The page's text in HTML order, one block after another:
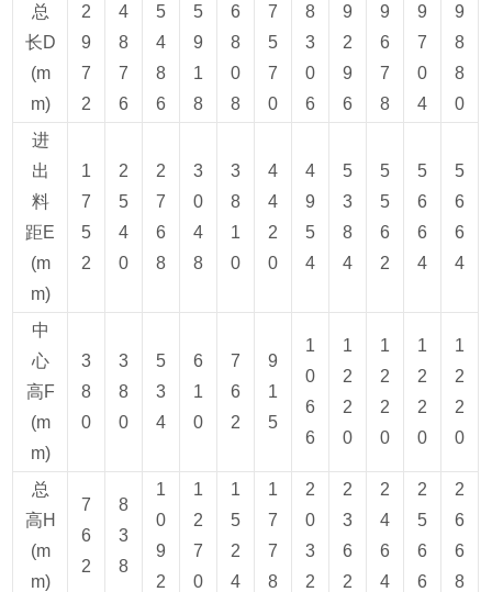
总
长D
(m
m)
2
9
7
2
4
8
7
6
5
4
8
6
5
9
1
8
6
8
0
8
7
5
7
0
8
3
0
6
9
2
9
6
9
6
7
8
9
7
0
4
9
8
8
0
进
出
料
距E
(m
m)
1
7
5
2
2
5
4
0
2
7
6
8
3
0
4
8
3
8
1
0
4
4
2
0
4
9
5
4
5
3
8
4
5
5
6
2
5
6
6
4
5
6
6
4
中
心
高F
(m
m)
3
8
0
3
8
0
5
3
4
6
1
0
7
6
2
9
1
5
1
0
6
6
1
2
2
0
1
2
2
0
1
2
2
0
1
2
2
0
总
高H
(m
m)
7
6
2
8
3
8
1
0
9
2
1
2
7
0
1
5
2
4
1
7
7
8
2
0
3
2
2
3
6
2
2
4
6
4
2
5
6
6
2
6
6
8